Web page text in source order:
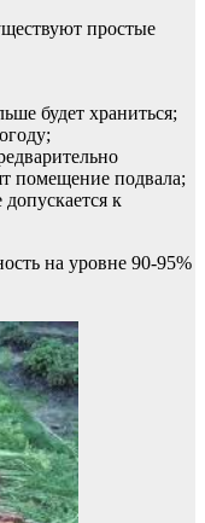
простые
будет храниться;
помещение подвала;
к
на уровне 90-95%